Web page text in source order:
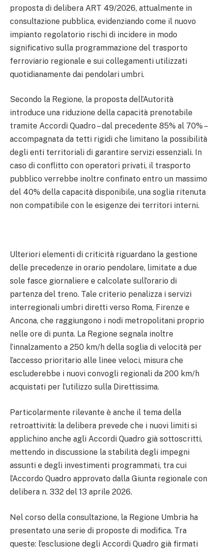
proposta di delibera ART 49/2026, attualmente in
consultazione pubblica, evidenziando come il nuovo
impianto regolatorio rischi di incidere in modo
significativo sulla programmazione del trasporto
ferroviario regionale e sui collegamenti utilizzati
quotidianamente dai pendolari umbri.
Secondo la Regione, la proposta dell’Autorità
introduce una riduzione della capacità prenotabile
tramite Accordi Quadro – dal precedente 85% al 70% –
accompagnata da tetti rigidi che limitano la possibilità
degli enti territoriali di garantire servizi essenziali. In
caso di conflitto con operatori privati, il trasporto
pubblico verrebbe inoltre confinato entro un massimo
del 40% della capacità disponibile, una soglia ritenuta
non compatibile con le esigenze dei territori interni.
Ulteriori elementi di criticità riguardano la gestione
delle precedenze in orario pendolare, limitate a due
sole fasce giornaliere e calcolate sull’orario di
partenza del treno. Tale criterio penalizza i servizi
interregionali umbri diretti verso Roma, Firenze e
Ancona, che raggiungono i nodi metropolitani proprio
nelle ore di punta. La Regione segnala inoltre
l’innalzamento a 250 km/h della soglia di velocità per
l’accesso prioritario alle linee veloci, misura che
escluderebbe i nuovi convogli regionali da 200 km/h
acquistati per l’utilizzo sulla Direttissima.
Particolarmente rilevante è anche il tema della
retroattività: la delibera prevede che i nuovi limiti si
applichino anche agli Accordi Quadro già sottoscritti,
mettendo in discussione la stabilità degli impegni
assunti e degli investimenti programmati, tra cui
l’Accordo Quadro approvato dalla Giunta regionale con
delibera n. 332 del 13 aprile 2026.
Nel corso della consultazione, la Regione Umbria ha
presentato una serie di proposte di modifica. Tra
queste: l’esclusione degli Accordi Quadro già firmati